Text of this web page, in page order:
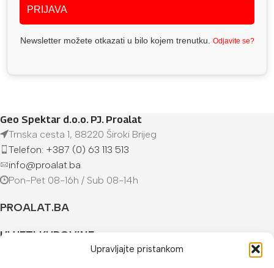
Upravljajte pristankom
PRIJAVA
Newsletter možete otkazati u bilo kojem trenutku. Odjavite se?
Geo Spektar d.o.o. PJ. Proalat
Trnska cesta 1, 88220 Široki Brijeg
Telefon: +387 (0) 63 113 513
info@proalat.ba
Pon-Pet 08-16h / Sub 08-14h
PROALAT.BA
UVJETI KUPOVINE